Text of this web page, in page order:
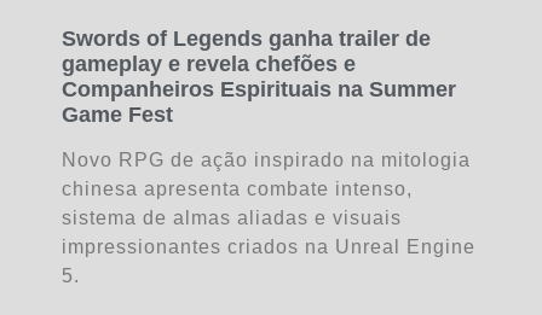
Swords of Legends ganha trailer de
gameplay e revela chefões e
Companheiros Espirituais na Summer
Game Fest
Novo RPG de ação inspirado na mitologia
chinesa apresenta combate intenso,
sistema de almas aliadas e visuais
impressionantes criados na Unreal Engine
5.